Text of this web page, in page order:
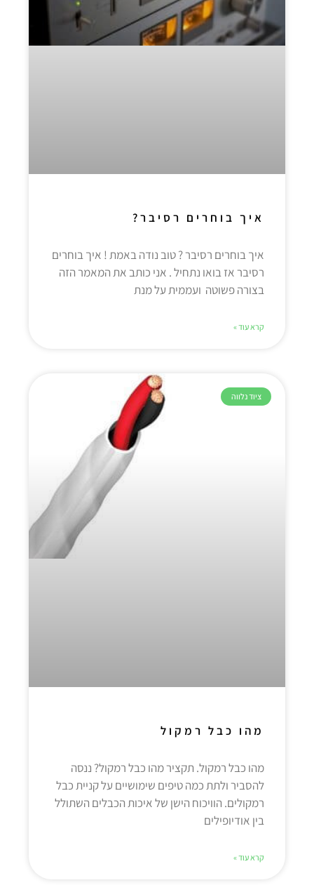
איך בוחרים רסיבר?
איך בוחרים רסיבר ? טוב נודה באמת ! איך בוחרים
רסיבר אז בואו נתחיל . אני כותב את המאמר הזה
בצורה פשוטה ועממית על מנת
קרא עוד »
ציוד נלווה
מהו כבל רמקול
מהו כבל רמקול. תקציר מהו כבל רמקול? ננסה
להסביר ולתת כמה טיפים שימושיים על קניית כבל
רמקולים. הוויכוח הישן של איכות הכבלים השתולל
בין אודיופילים
קרא עוד »